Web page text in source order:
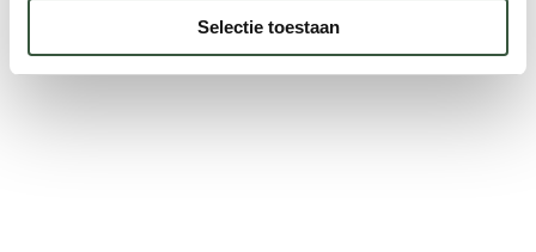
Selectie toestaan